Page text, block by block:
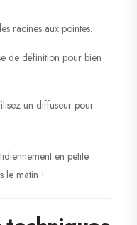
racines aux pointes.
de définition pour bien
un diffuseur pour
en petite
le matin !